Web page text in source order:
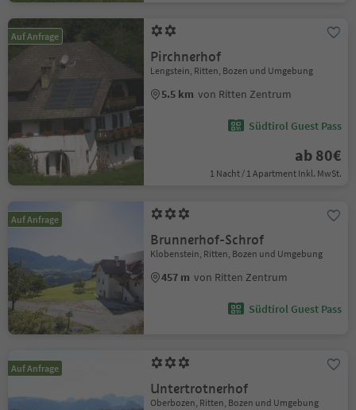
Auf Anfrage
Pirchnerhof
Lengstein, Ritten, Bozen und Umgebung
5.5 km von Ritten Zentrum
Südtirol Guest Pass
ab 80€
1 Nacht / 1 Apartment Inkl. MwSt.
Auf Anfrage
Brunnerhof-Schrof
Klobenstein, Ritten, Bozen und Umgebung
457 m von Ritten Zentrum
Südtirol Guest Pass
Auf Anfrage
Untertrotnerhof
Oberbozen, Ritten, Bozen und Umgebung